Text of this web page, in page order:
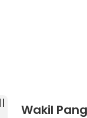
Wakil